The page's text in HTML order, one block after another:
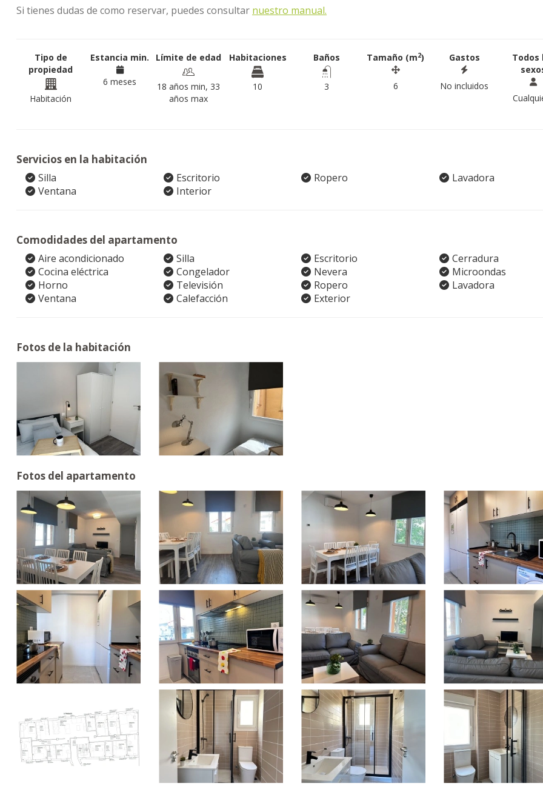
Si tienes dudas de como reservar, puedes consultar nuestro manual.
Tipo de
propiedad
Habitación
Estancia min.
6 meses
Límite de edad
18 años min, 33
años max
Habitaciones
10
Baños
3
Tamaño (m2)
6
Gastos
No incluidos
Todos
Servicios en la habitación
Silla Escritorio Ropero
Lavadora
Ventana
Interior
Comodidades del apartamento
Aire acondicionado Silla Escritorio
Cerradura
Cocina eléctrica
Congelador Nevera
Microondas
Horno
Televisión Ropero
Lavadora
Ventana
Calefacción Exterior
Fotos de la habitación
Fotos del apartamento